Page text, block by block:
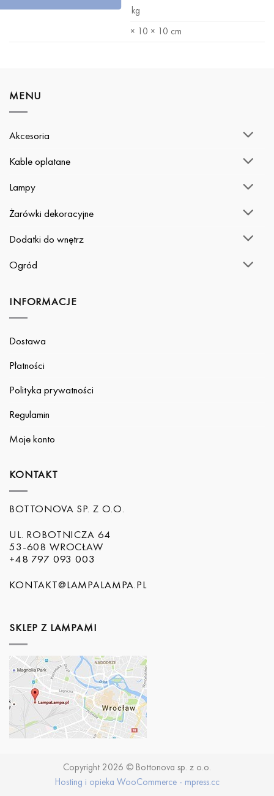
WAGA
0,1 kg
10 × 10 × 10 cm
MENU
Akcesoria
Kable oplatane
Lampy
Żarówki dekoracyjne
Dodatki do wnętrz
Ogród
INFORMACJE
Dostawa
Płatności
Polityka prywatności
Regulamin
Moje konto
KONTAKT
BOTTONOVA SP. Z O.O.
UL. ROBOTNICZA 64
53-608 WROCŁAW
+48 797 093 003
KONTAKT@LAMPALAMPA.PL
SKLEP Z LAMPAMI
Copyright 2026 © Bottonova sp. z o.o.
Hosting i opieka WooCommerce - mpress.cc